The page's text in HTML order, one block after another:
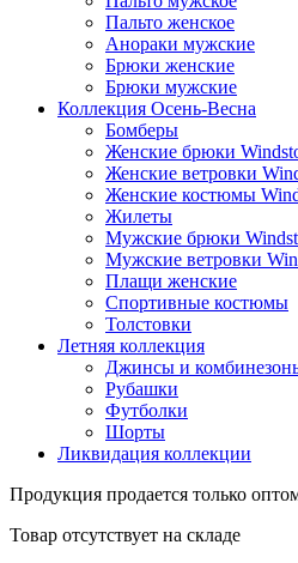
Пальто женское
Анораки мужские
Брюки женские
Брюки мужские
Коллекция Осень-Весна
Бомберы
Женские брюки
Женские ветровки
Женские костюмы
Жилеты
Мужские брюки
Мужские ветровки
Плащи женские
Спортивные костюмы
Толстовки
Летняя коллекция
Джинсы и
Рубашки
Футболки
Шорты
Ликвидация коллекции
Продукция продается только
Товар отсутствует на складе